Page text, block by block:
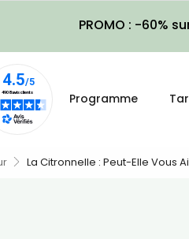
PROMO : -60%
Programme
La Citronnelle : Peut-Elle Vous